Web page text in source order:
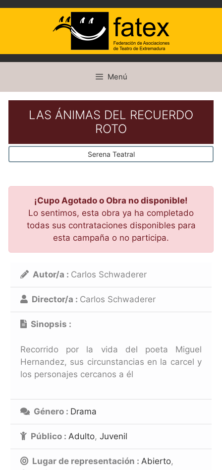
contenido
Menú
LAS ÁNIMAS DEL RECUERDO
ROTO
Serena Teatral
¡Cupo Agotado o Obra no disponible!
Lo sentimos, esta obra ya ha completado
todas sus contrataciones disponibles para
esta campaña o no participa.
Autor/a : Carlos Schwaderer
Director/a : Carlos Schwaderer
Sinopsis :
Recorrido por la vida del poeta Miguel
Hernandez, sus circunstancias en la carcel y
los personajes cercanos a él
Género : Drama
Público : Adulto, Juvenil
Lugar de representación : Abierto,